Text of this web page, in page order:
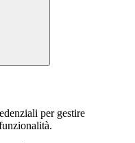
per gestire